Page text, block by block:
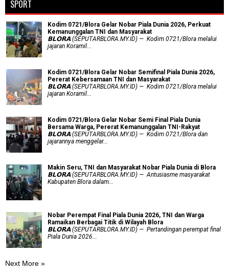
SPORT
Kodim 0721/Blora Gelar Nobar Piala Dunia 2026, Perkuat
Kemanunggalan TNI dan Masyarakat
𝗕𝗟𝗢𝗥𝗔 (SEPUTARBLORA.MY.ID) — Kodim 0721/Blora melalui
jajaran Koramil...
Kodim 0721/Blora Gelar Nobar Semifinal Piala Dunia 2026,
Pererat Kebersamaan TNI dan Masyarakat
𝗕𝗟𝗢𝗥𝗔 (SEPUTARBLORA.MY.ID) — Kodim 0721/Blora melalui
jajaran Koramil...
Kodim 0721/Blora Gelar Nobar Semi Final Piala Dunia
Bersama Warga, Pererat Kemanunggalan TNI-Rakyat
𝗕𝗟𝗢𝗥𝗔 (SEPUTARBLORA.MY.ID) — Kodim 0721/Blora dan
jajarannya menggelar...
Makin Seru, TNI dan Masyarakat Nobar Piala Dunia di Blora
𝗕𝗟𝗢𝗥𝗔 (SEPUTARBLORA.MY.ID) — Antusiasme masyarakat
Kabupaten Blora dalam...
Nobar Perempat Final Piala Dunia 2026, TNI dan Warga
Ramaikan Berbagai Titik di Wilayah Blora
𝗕𝗟𝗢𝗥𝗔 (SEPUTARBLORA.MY.ID) — Pertandingan perempat final
Piala Dunia 2026...
Next More »